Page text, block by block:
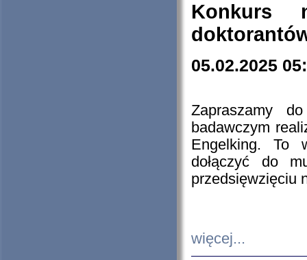
Konkurs
05.02.2025
Zapraszamy
badawczym
Engelking. To
dołączyć do
przedsięwzięciu
więcej...